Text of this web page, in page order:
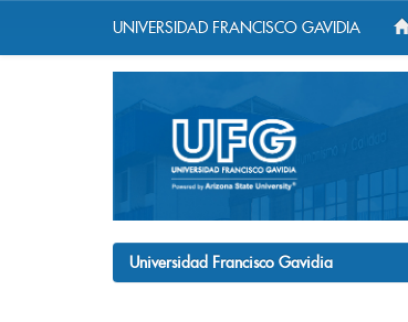
UNIVERSIDAD FRANCISCO GAVIDIA
Universidad Francisco Gavidia